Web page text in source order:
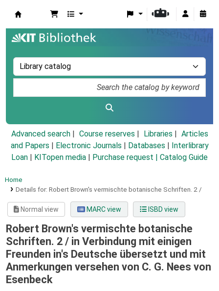
Advanced search Course reserves Libraries
Articles
and Papers
Electronic Journals Databases
Interlibrary
Loan
KITopen media Purchase request | Catalog Guide
Home
Details for: Robert Brown's vermischte botanische Schriften. 2 /
Normal view MARC view ISBD view
Robert Brown's vermischte botanische
Schriften. 2 / in Verbindung mit einigen
Freunden in's Deutsche übersetzt und mit
Anmerkungen versehen von C. G. Nees von
Esenbeck